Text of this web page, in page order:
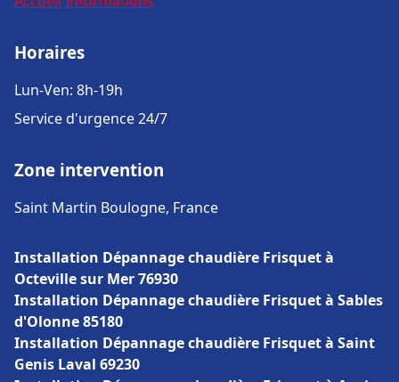
Horaires
Lun-Ven: 8h-19h
Service d'urgence 24/7
Zone intervention
Saint Martin Boulogne, France
Installation Dépannage chaudière Frisquet à
Octeville sur Mer 76930
Installation Dépannage chaudière Frisquet à Sables
d'Olonne 85180
Installation Dépannage chaudière Frisquet à Saint
Genis Laval 69230